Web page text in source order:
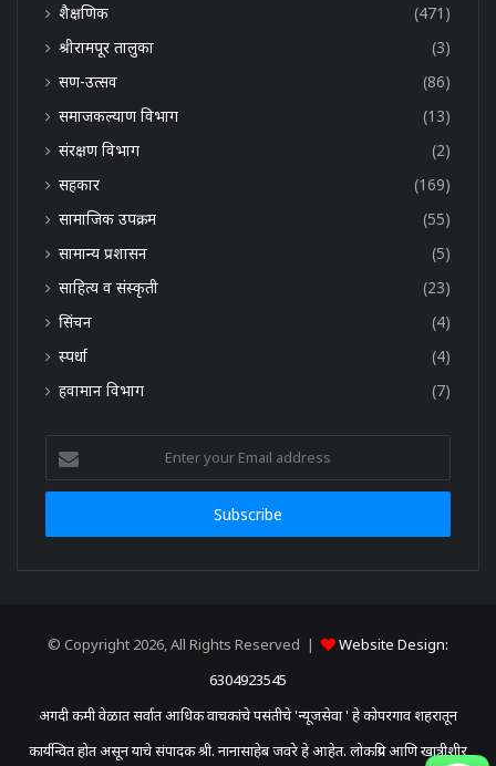
शैक्षणिक
(471)
श्रीरामपूर तालुका
(3)
सण-उत्सव
(86)
समाजकल्याण विभाग
(13)
संरक्षण विभाग
(2)
सहकार
(169)
सामाजिक उपक्रम
(55)
सामान्य प्रशासन
(5)
साहित्य व संस्कृती
(23)
सिंचन
(4)
स्पर्धा
(4)
हवामान विभाग
(7)
your
Email
© Copyright 2026, All Rights Reserved |
Website Design:
6304923545
अगदी कमी वेळात सर्वात आधिक वाचकांचे पसंतीचे 'न्यूजसेवा ' हे कोपरगाव शहरातून
कार्यन्वित होत असून याचे संपादक श्री. नानासाहेब जवरे हे आहेत. लोकप्रिय आणि खात्रीशीर